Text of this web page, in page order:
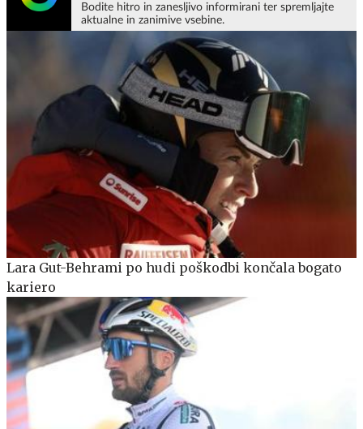
Bodite hitro in zanesljivo informirani ter spremljajte
aktualne in zanimive vsebine.
Lara Gut-Behrami po hudi poškodbi končala bogato
kariero